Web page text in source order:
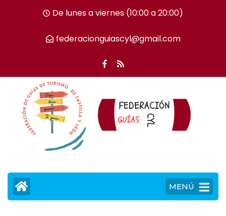
tecla
De lunes a viernes (10:00 a 20:00)
federacionguiascyl@gmail.com
MENÚ